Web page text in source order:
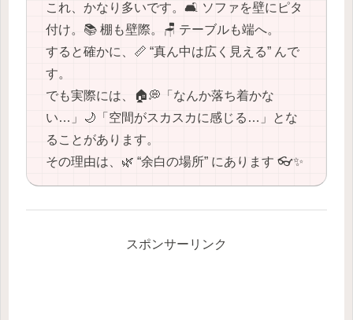
これ、かなり多いです。🛋️ ソファを壁にピタ
付け。📚 棚も壁際。🪑 テーブルも端へ。
すると確かに、📏 “真ん中は広く見える” んで
す。
でも実際には、🏠💭「なんか落ち着かな
い…」🌙「空間がスカスカに感じる…」とな
ることがあります。
その理由は、🌿 “余白の場所” にあります 👓✨
スポンサーリンク